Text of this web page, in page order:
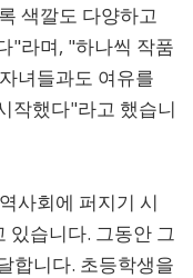
색깔도 다양하고
"라며, "하나씩 작품
녀들과도 여유를
작했다"라고 했습니
사회에 퍼지기 시
있습니다. 그동안 그
합니다. 초등학생을